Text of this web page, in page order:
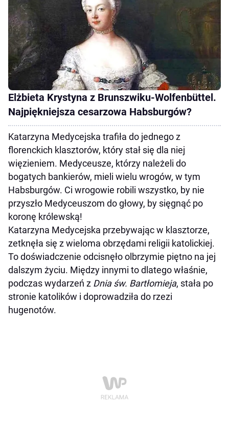
Elżbieta Krystyna z Brunszwiku-Wolfenbüttel.
Najpiękniejsza cesarzowa Habsburgów?
Katarzyna Medycejska trafiła do jednego z
florenckich klasztorów, który stał się dla niej
więzieniem. Medyceusze, którzy należeli do
bogatych bankierów, mieli wielu wrogów, w tym
Habsburgów. Ci wrogowie robili wszystko, by nie
przyszło Medyceuszom do głowy, by sięgnąć po
koronę królewską!
Katarzyna Medycejska przebywając w klasztorze,
zetknęła się z wieloma obrzędami religii katolickiej.
To doświadczenie odcisnęło olbrzymie piętno na jej
dalszym życiu. Między innymi to dlatego właśnie,
podczas wydarzeń z Dnia św. Bartłomieja, stała po
stronie katolików i doprowadziła do rzezi
hugenotów.